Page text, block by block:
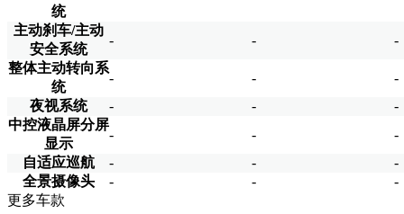
统
主动刹车/主动
安全系统
- -
-
整体主动转向系
统
- -
-
夜视系统
- -
-
中控液晶屏分屏
显示
- -
-
自适应巡航
- -
-
全景摄像头
- -
-
更多车款